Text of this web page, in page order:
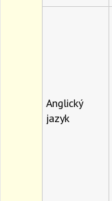
Anglický
jazyk